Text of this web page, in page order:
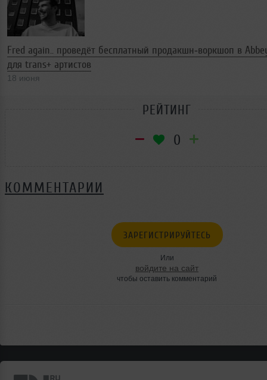
Fred again.. проведёт бесплатный продакшн‑воркшоп в
для trans+ артистов
18 июня
РЕЙТИНГ
0
КОММЕНТАРИИ
ЗАРЕГИСТРИРУЙТЕСЬ
Или
войдите на сайт
чтобы оставить комментарий